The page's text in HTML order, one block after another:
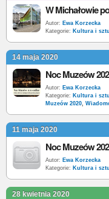
Autor: Ewa Korzecka
Kategorie: Kultura i
14 maja 2020
Autor: Ewa Korzecka
Kategorie: Kultura i
Muzeów 2020,
11 maja 2020
Autor: Ewa Korzecka
Kategorie: Kultura i
28 kwietnia 2020